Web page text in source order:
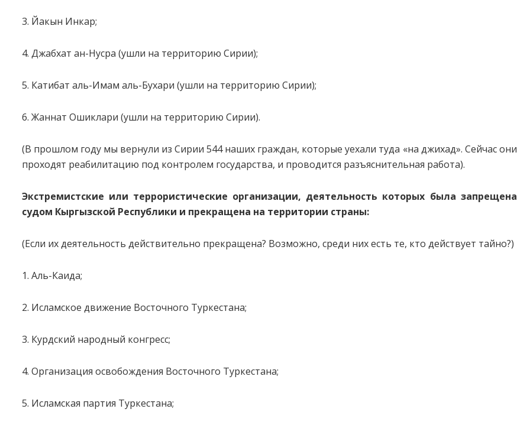
3. Йакын Инкар;
4. Джабхат ан-Нусра (ушли на территорию Сирии);
5. Катибат аль-Имам аль-Бухари (ушли на территорию Сирии);
6. Жаннат Ошиклари (ушли на территорию Сирии).
(В прошлом году мы вернули из Сирии 544 наших граждан, которые уехали туда «на джихад». Сейчас они
проходят реабилитацию под контролем государства, и проводится разъяснительная работа).
Экстремистские или террористические организации, деятельность которых была запрещена
судом Кыргызской Республики и прекращена на территории страны:
(Если их деятельность действительно прекращена? Возможно, среди них есть те, кто действует тайно?)
1. Аль-Каида;
2. Исламское движение Восточного Туркестана;
3. Курдский народный конгресс;
4. Организация освобождения Восточного Туркестана;
5. Исламская партия Туркестана;